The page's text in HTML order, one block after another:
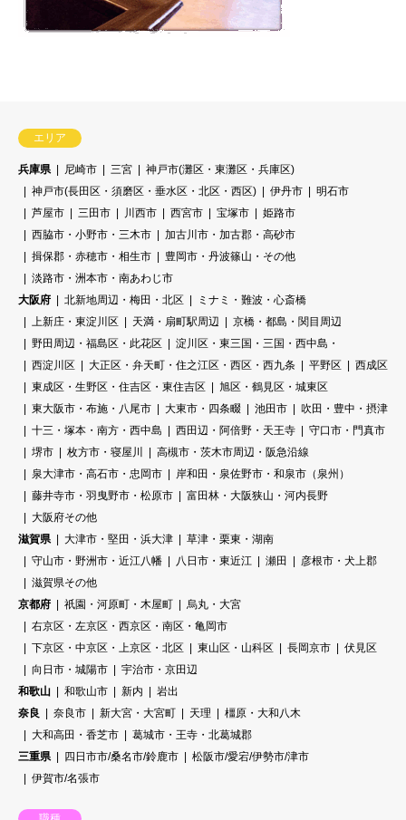
エリア
兵庫県 尼崎市 三宮
神戸市(灘区・東灘区・兵庫区)
神戸市(長田区・須磨区・垂水区・北区・西区)
伊丹市
明石市
芦屋市
三田市 川西市 西宮市 宝塚市
姫路市
西脇市・小野市・三木市
加古川市・加古郡・高砂市
揖保郡・赤穂市・相生市
豊岡市・丹波篠山・その他
淡路市・洲本市・南あわじ市
大阪府
北新地周辺・梅田・北区
ミナミ・難波・心斎橋
上新庄・東淀川区
天満・扇町駅周辺
京橋・都島・関目周辺
野田周辺・福島区・此花区
淀川区・東三国・三国・西中島・
西淀川区
大正区・弁天町・住之江区・西区・西九条 平野区
西成区
東成区・生野区・住吉区・東住吉区
旭区・鶴見区・城東区
東大阪市・布施・八尾市
大東市・四条畷 池田市
吹田・豊中・摂津
十三・塚本・南方・西中島
西田辺・阿倍野・天王寺
守口市・門真市
堺市
枚方市・寝屋川
高槻市・茨木市周辺・阪急沿線
泉大津市・高石市・忠岡市
岸和田・泉佐野市・和泉市（泉州）
藤井寺市・羽曳野市・松原市
富田林・大阪狭山・河内長野
大阪府その他
滋賀県
大津市・堅田・浜大津
草津・栗東・湖南
守山市・野洲市・近江八幡
八日市・東近江 瀬田
彦根市・犬上郡
滋賀県その他
京都府
祇園・河原町・木屋町
烏丸・大宮
右京区・左京区・西京区・南区・亀岡市
下京区・中京区・上京区・北区
東山区・山科区 長岡京市
伏見区
向日市・城陽市
宇治市・京田辺
和歌山
和歌山市 新内
岩出
奈良
奈良市 新大宮・大宮町 天理
橿原・大和八木
大和高田・香芝市
葛城市・王寺・北葛城郡
三重県
四日市市/桑名市/鈴鹿市
松阪市/愛宕/伊勢市/津市
伊賀市/名張市